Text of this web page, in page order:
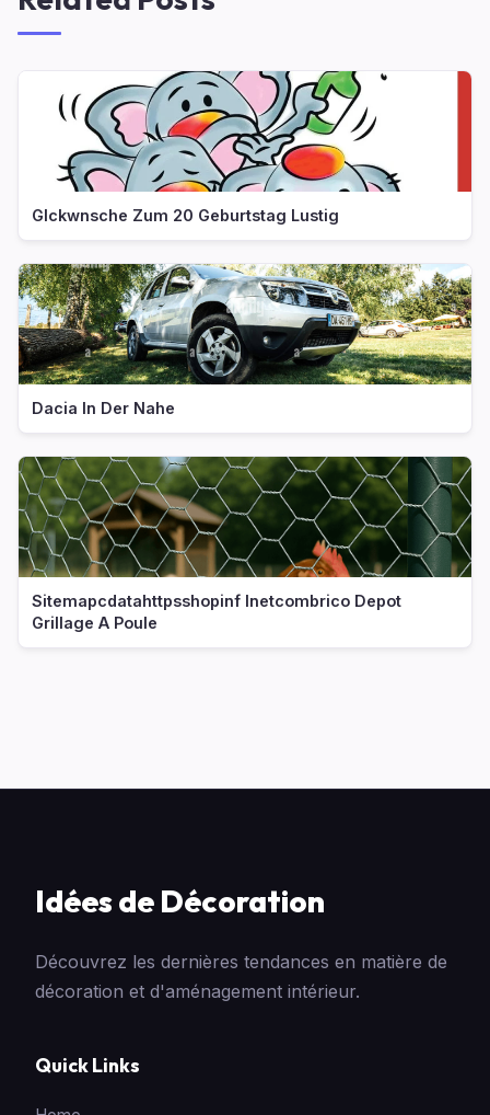
Glckwnsche Zum 20 Geburtstag Lustig
Dacia In Der Nahe
Sitemapcdatahttpsshopinf Inetcombrico Depot
Grillage A Poule
Idées de Décoration
Découvrez les dernières tendances en matière de
décoration et d'aménagement intérieur.
Quick Links